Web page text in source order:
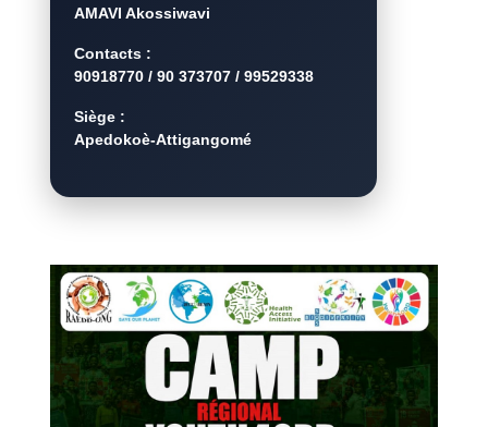
AMAVI Akossiwavi
Contacts :
90918770 / 90 373707 / 99529338
Siège :
Apedokoè-Attigangomé